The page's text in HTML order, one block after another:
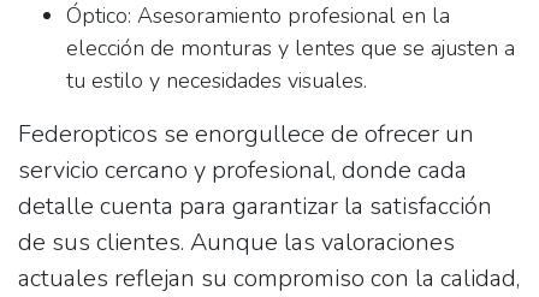
Óptico: Asesoramiento profesional en la
elección de monturas y lentes que se ajusten a
tu estilo y necesidades visuales.
Federopticos se enorgullece de ofrecer un
servicio cercano y profesional, donde cada
detalle cuenta para garantizar la satisfacción
de sus clientes. Aunque las valoraciones
actuales reflejan su compromiso con la calidad,